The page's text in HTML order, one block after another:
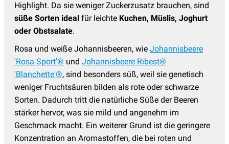
Highlight. Da sie weniger Zuckerzusatz brauchen, sind
süße Sorten ideal für leichte Kuchen, Müslis, Joghurt
oder Obstsalate.
Rosa und weiße Johannisbeeren, wie Johannisbeere
'Rosa Sport'® und Johannisbeere Ribest®
'Blanchette'®, sind besonders süß, weil sie genetisch
weniger Fruchtsäuren bilden als rote oder schwarze
Sorten. Dadurch tritt die natürliche Süße der Beeren
stärker hervor, was sie mild und angenehm im
Geschmack macht. Ein weiterer Grund ist die geringere
Konzentration an Aromastoffen, die bei roten und